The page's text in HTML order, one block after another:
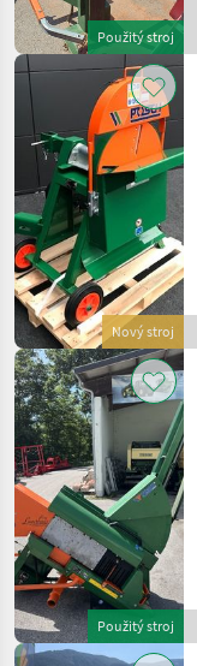
Použitý stroj
Nový stroj
Použitý stroj